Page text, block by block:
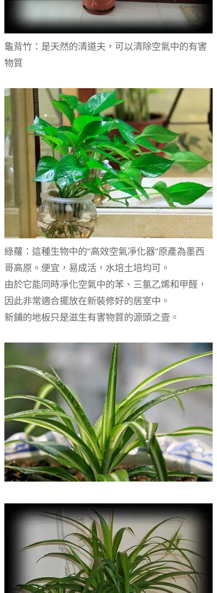
龜背竹：是天然的清道夫，可以清除空氣中的有害
物質
綠蘿：這種生物中的"高效空氣凈化器"原產為墨西
哥高原。便宜，易成活，水培土培均可。
由於它能同時凈化空氣中的苯、三氯乙烯和甲醛，
因此非常適合擺放在新裝修好的居室中。
新鋪的地板只是滋生有害物質的源頭之壹。